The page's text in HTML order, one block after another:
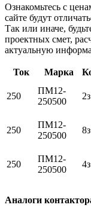
Ознакомьтесь с
сайте будут
Так или иначе,
проектных смет,
актуальную
Ток Марка
250
ПМ12-
250500
2з
250
ПМ12-
250500
250
ПМ12-
250500
Аналоги